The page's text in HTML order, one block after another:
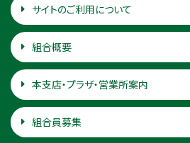
サイトのご利用について
組合概要
本支店・プラザ・営業所案内
組合員募集